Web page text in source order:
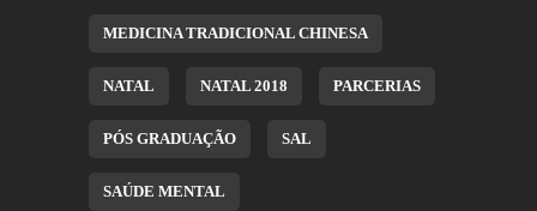
MEDICINA TRADICIONAL CHINESA
NATAL NATAL 2018 PARCERIAS
PÓS GRADUAÇÃO SAL
SAÚDE MENTAL